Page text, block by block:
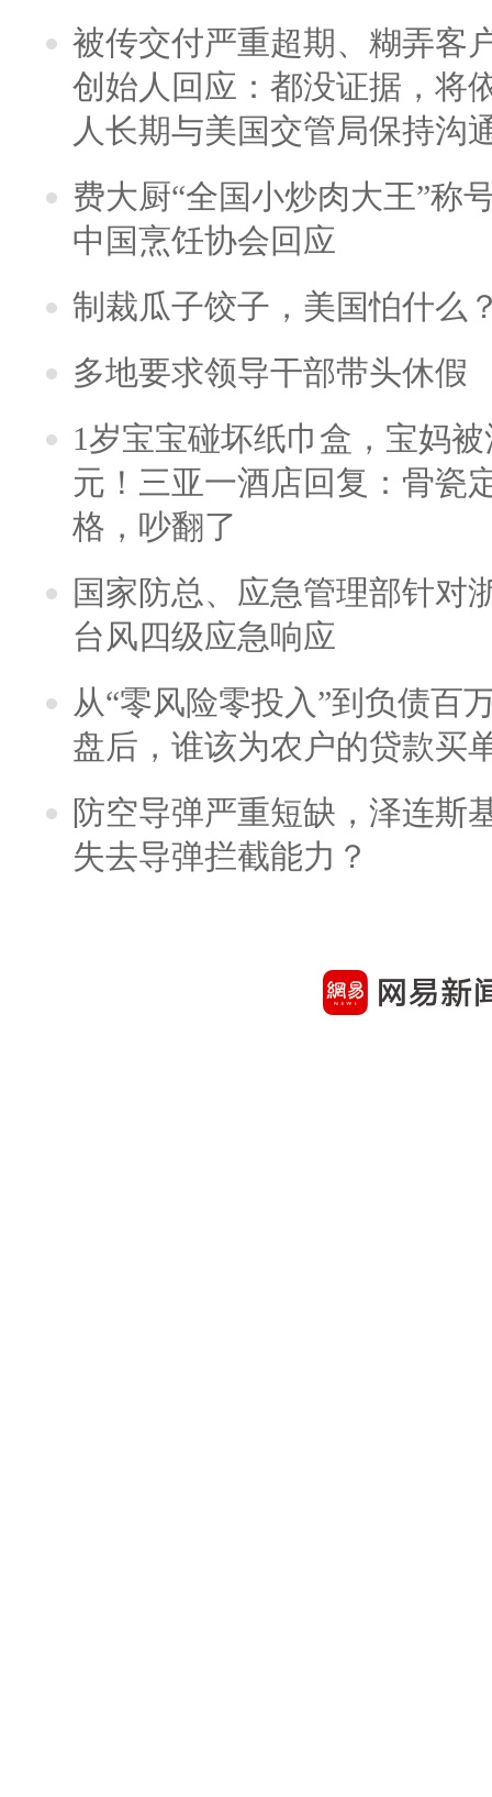
被传交付严重超期、糊弄客
创始人回应：都没证据，将
人长期与美国交管局保持沟
费大厨“全国小炒肉大王”称
中国烹饪协会回应
制裁瓜子饺子，美国怕什么
多地要求领导干部带头休假
1岁宝宝碰坏纸巾盒，宝妈
元！三亚一酒店回复：骨瓷
格，吵翻了
国家防总、应急管理部针对
台风四级应急响应
从“零风险零投入”到负债百
盘后，谁该为农户的贷款买
防空导弹严重短缺，泽连斯
失去导弹拦截能力？